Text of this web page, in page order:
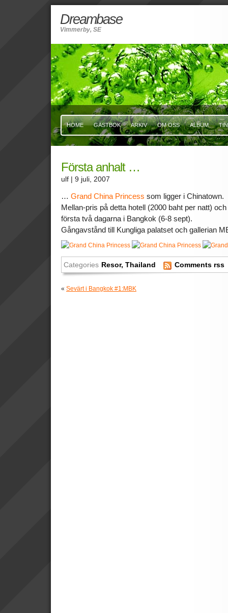
Dreambase
Vimmerby, SE
HOME GÄSTBOK ARKIV OM OSS ALBUM
Första anhalt …
ulf | 9 juli, 2007
… Grand China Princess som ligger i Chinatown.
Mellan-pris på detta hotell (2000 baht per natt)
första två dagarna i Bangkok (6-8 sept).
Gångavstånd till Kungliga palatset och gallerian
Categories Resor,Thailand Comments rss
« Sevärt i Bangkok #1:MBK